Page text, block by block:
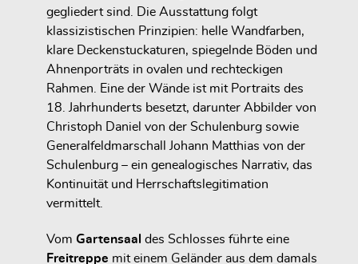
gegliedert sind. Die Ausstattung folgt
klassizistischen Prinzipien: helle Wandfarben,
klare Deckenstuckaturen, spiegelnde Böden und
Ahnenporträts in ovalen und rechteckigen
Rahmen. Eine der Wände ist mit Portraits des
18. Jahrhunderts besetzt, darunter Abbilder von
Christoph Daniel von der Schulenburg sowie
Generalfeldmarschall Johann Matthias von der
Schulenburg – ein genealogisches Narrativ, das
Kontinuität und Herrschaftslegitimation
vermittelt.
Vom Gartensaal des Schlosses führte eine
Freitreppe mit einem Geländer aus dem damals